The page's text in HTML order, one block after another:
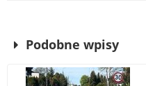
Podobne wpisy